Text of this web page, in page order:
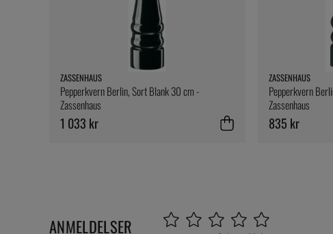
ZASSENHAUS
Pepperkvern Berlin, Sort Blank 30 cm -
Zassenhaus
1 033 kr
ZASSENHAUS
Pepperkvern
Zassenhaus
835 kr
ANMELDELSER